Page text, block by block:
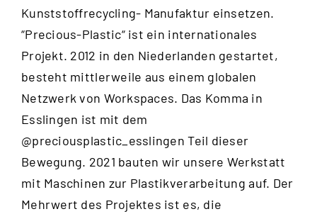
Kunststoffrecycling- Manufaktur einsetzen.
“Precious-Plastic“ ist ein internationales
Projekt. 2012 in den Niederlanden gestartet,
besteht mittlerweile aus einem globalen
Netzwerk von Workspaces. Das Komma in
Esslingen ist mit dem
@preciousplastic_esslingen Teil dieser
Bewegung. 2021 bauten wir unsere Werkstatt
mit Maschinen zur Plastikverarbeitung auf. Der
Mehrwert des Projektes ist es, die